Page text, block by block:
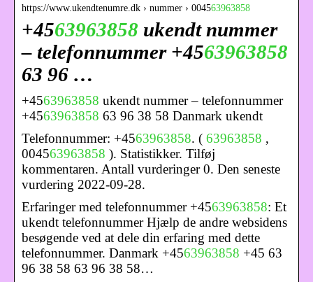
https://www.ukendtenumre.dk › nummer › 004563963858
+4563963858 ukendt nummer
– telefonnummer +4563963858
63 96 …
+4563963858 ukendt nummer – telefonnummer
+4563963858 63 96 38 58 Danmark ukendt
Telefonnummer: +4563963858. ( 63963858 ,
004563963858 ). Statistikker. Tilføj
kommentaren. Antall vurderinger 0. Den seneste
vurdering 2022-09-28.
Erfaringer med telefonnummer +4563963858: Et
ukendt telefonnummer Hjælp de andre websidens
besøgende ved at dele din erfaring med dette
telefonnummer. Danmark +4563963858 +45 63
96 38 58 63 96 38 58…